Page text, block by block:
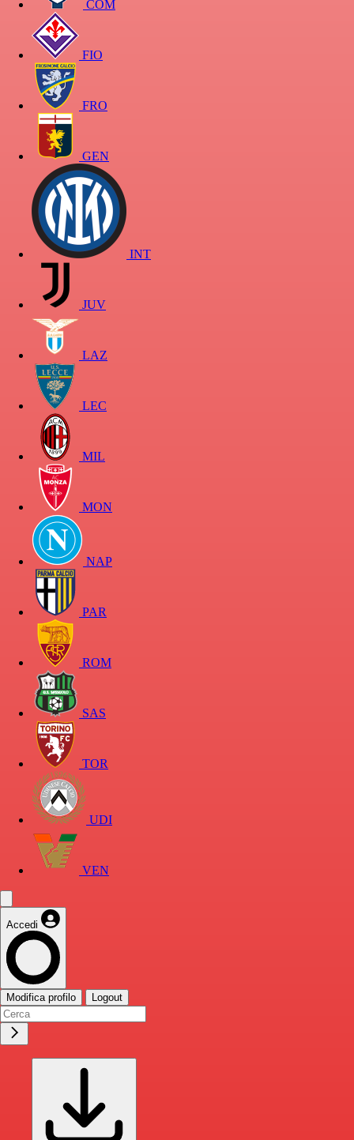
COM
FIO
FRO
GEN
INT
JUV
LAZ
LEC
MIL
MON
NAP
PAR
ROM
SAS
TOR
UDI
VEN
Accedi
Modifica profilo Logout